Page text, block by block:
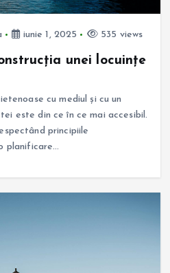
iunie 1, 2025 535 views
unei locuințe
cu mediul și cu un
este din ce în ce mai accesibil.
principiile
planificare…